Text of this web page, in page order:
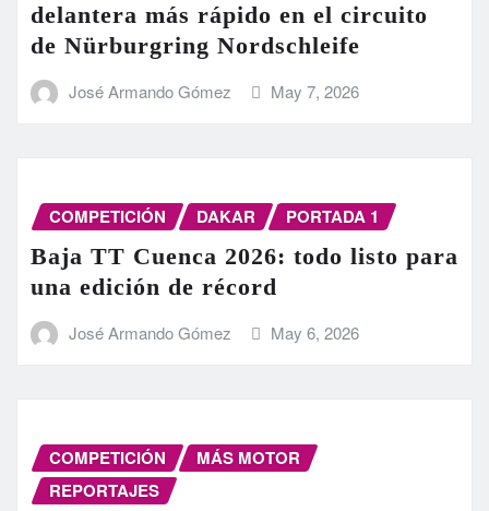
delantera más rápido en el circuito
de Nürburgring Nordschleife
José Armando Gómez May 7, 2026
COMPETICIÓN DAKAR PORTADA 1
Baja TT Cuenca 2026: todo listo para
una edición de récord
José Armando Gómez May 6, 2026
COMPETICIÓN
MÁS MOTOR
REPORTAJES